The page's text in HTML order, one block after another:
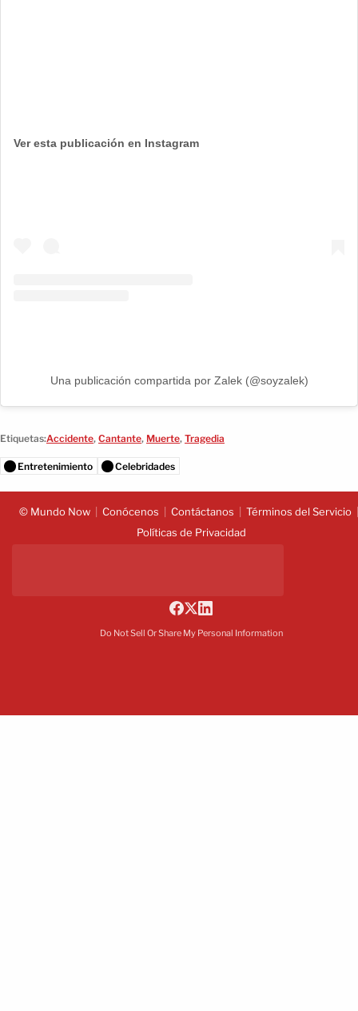
Ver esta publicación en Instagram
Una publicación compartida por Zalek (@soyzalek)
Etiquetas:Accidente, Cantante, Muerte, Tragedia
Entretenimiento Celebridades
© Mundo Now Conócenos Contáctanos
Términos del Servicio
Políticas de Privacidad
Do Not Sell Or Share My Personal Information